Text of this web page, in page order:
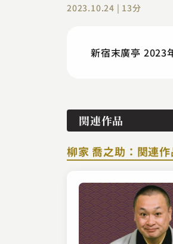
2023.10.24 | 13分
新宿末廣亭 2023
関連作品
柳家 喬之助：関連作